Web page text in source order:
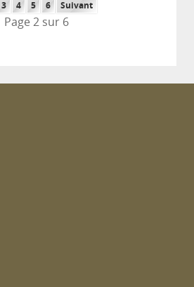
3 4 5 6 Suivant
Page 2 sur 6